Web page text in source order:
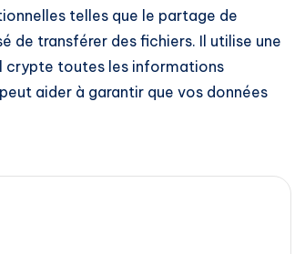
telles que le partage de
de transférer des fichiers. Il utilise une
crypte toutes les informations
aider à garantir que vos données